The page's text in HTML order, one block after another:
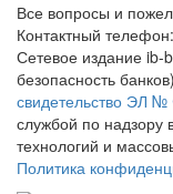
Все вопросы и
Контактный телефон:
Сетевое издание
безопасность
свидетельство ЭЛ
службой по
технологий и
Политика